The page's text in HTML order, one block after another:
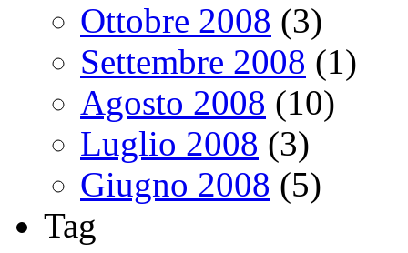
Ottobre 2008 (3)
Settembre 2008 (1)
Agosto 2008 (10)
Luglio 2008 (3)
Giugno 2008 (5)
Tag